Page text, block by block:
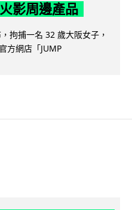
影周邊產品
拘捕一名 32 歲大阪女子，
方網店「JUMP